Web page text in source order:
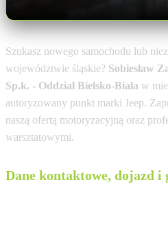
Szukasz nowego samochodu lub
województwie śląskie? Sobiesław
Sp.k. - Oddział Bielsko-Biała w
autoryzowany punkt marki Jeep.
naszą ofertą motoryzacyjną oraz
warsztatowymi.
Dane kontaktowe, dojazd i